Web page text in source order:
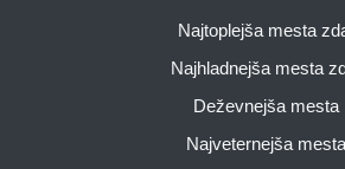
Najtoplejša mesta
Najhladnejša mesta
Deževnejša mesta
Najveternejša mesta